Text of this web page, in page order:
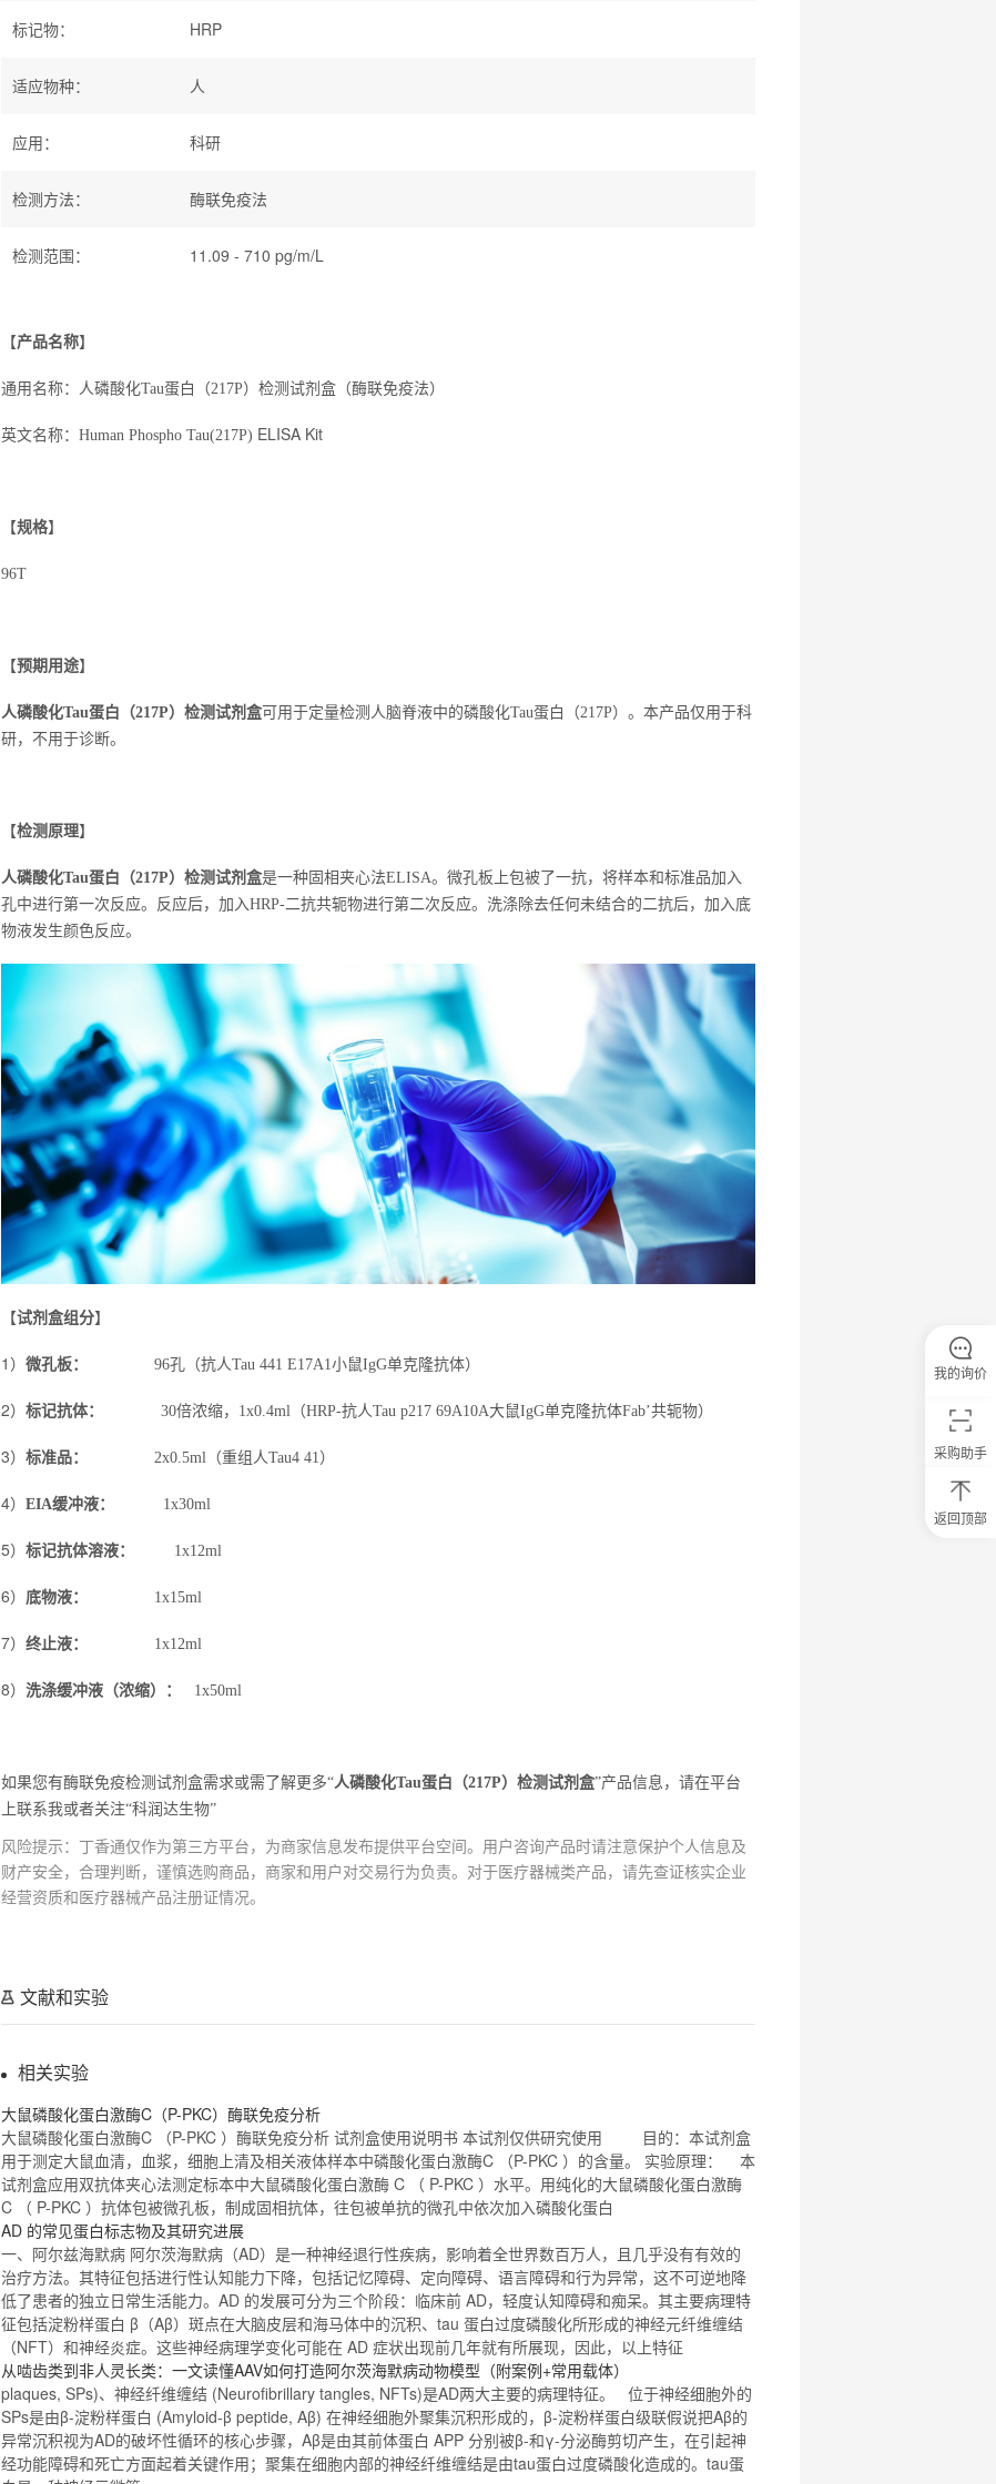
标记物： HRP
适应物种： 人
应用： 科研
检测方法： 酶联免疫法
检测范围： 11.09 - 710 pg/m/L
【产品名称】
通用名称：人磷酸化Tau蛋白（217P） 检测试剂盒（酶联免疫法）
英文名称： Human Phospho Tau(217P) ELISA Kit
【规格】
96T
【预期用途】
人磷酸化Tau蛋白（217P）检测试剂盒可用于定量检测人 脑脊液中的磷酸化Tau蛋白（217P）。 本产品仅用于科
研，不用于诊断。
【检测原理】
人磷酸化Tau蛋白（217P）检测试剂盒是一种固相夹心法ELISA。微孔板上包被了一抗，将样本和标准品加入
孔中进行第一次反应。反应后，加入HRP-二抗共轭物进行第二次反应。洗涤除去任何未结合的二抗后，加入底
物液发生颜色反应。
【试剂盒组分】
1） 微孔板： 96孔（抗人Tau 441 E17A1小鼠IgG单克隆抗体）
2） 标记抗体： 30倍浓缩， 1x0.4ml （HRP-抗人Tau p217 69A10A大鼠IgG单克隆抗体Fab’共轭物）
3） 标准品： 2x0.5ml （重组人Tau4 41）
4） EIA缓冲液： 1x30ml
5） 标记抗体溶液： 1x12ml
6） 底物液： 1x15ml
7） 终止液： 1x12ml
8） 洗涤缓冲液（浓缩）： 1x50ml
如果您有酶联免疫检测试剂盒需求或需了解更多“人磷酸化Tau蛋白（217P）检测试剂盒”产品信息，请在平台
上联系我或者关注“科润达生物”
风险提示：丁香通仅作为第三方平台，为商家信息发布提供平台空间。用户咨询产品时请注意保护个人信息及
财产安全，合理判断，谨慎选购商品，商家和用户对交易行为负责。对于医疗器械类产品，请先查证核实企业
经营资质和医疗器械产品注册证情况。
文献和实验
相关实验
大鼠磷酸化蛋白激酶C（P-PKC）酶联免疫分析
大鼠磷酸化蛋白激酶C （P-PKC ）酶联免疫分析 试剂盒使用说明书 本试剂仅供研究使用 目的：本试剂盒
用于测定大鼠血清，血浆，细胞上清及相关液体样本中磷酸化蛋白激酶C （P-PKC ）的含量。 实验原理： 本
试剂盒应用双抗体夹心法测定标本中大鼠磷酸化蛋白激酶 C （ P-PKC ）水平。用纯化的大鼠磷酸化蛋白激酶
C （ P-PKC ）抗体包被微孔板，制成固相抗体，往包被单抗的微孔中依次加入磷酸化蛋白
AD 的常见蛋白标志物及其研究进展
一、阿尔兹海默病 阿尔茨海默病（AD）是一种神经退行性疾病，影响着全世界数百万人，且几乎没有有效的
治疗方法。其特征包括进行性认知能力下降，包括记忆障碍、定向障碍、语言障碍和行为异常，这不可逆地降
低了患者的独立日常生活能力。AD 的发展可分为三个阶段：临床前 AD，轻度认知障碍和痴呆。其主要病理特
征包括淀粉样蛋白 β（Aβ）斑点在大脑皮层和海马体中的沉积、 tau 蛋白过度磷酸化所形成的神经元纤维缠结
（NFT）和神经炎症。这些神经病理学变化可能在 AD 症状出现前几年就有所展现，因此，以上特征
从啮齿类到非人灵长类：一文读懂AAV如何打造阿尔茨海默病动物模型（附案例+常用载体）
plaques, SPs)、神经纤维缠结 (Neurofibrillary tangles, NFTs)是AD两大主要的病理特征。 位于神经细胞外的
SPs是由β-淀粉样蛋白 (Amyloid-β peptide, Aβ) 在神经细胞外聚集沉积形成的，β-淀粉样蛋白级联假说把Aβ的
异常沉积视为AD的破坏性循环的核心步骤，Aβ是由其前体蛋白 APP 分别被β-和γ-分泌酶剪切产生，在引起神
经功能障碍和死亡方面起着关键作用；聚集在细胞内部的神经纤维缠结是由tau蛋白过度磷酸化造成的。 tau蛋
采购助手
返回顶部
我的询价